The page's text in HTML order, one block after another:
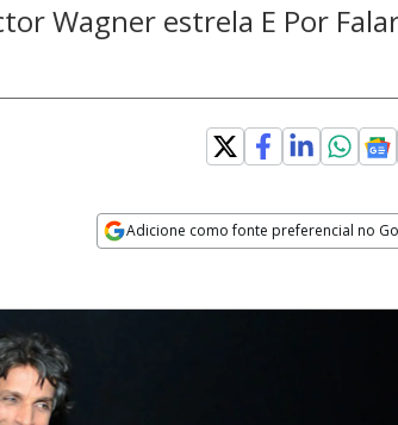
Wagner estrela E Por
Adicione como fonte preferencial no